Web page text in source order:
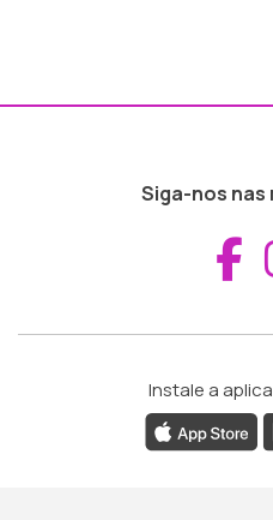
Siga-nos nas
Instale a